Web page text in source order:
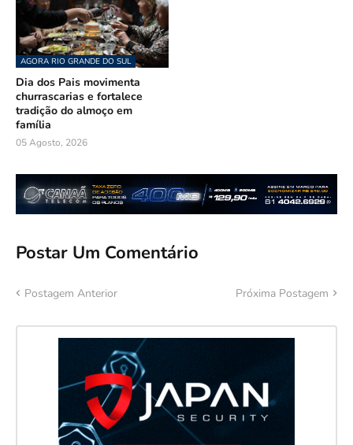
AGORA RIO GRANDE DO SUL
Dia dos Pais movimenta
churrascarias e fortalece
tradição do almoço em
família
05 Agosto, 2026
Postar Um Comentário
Postagem Anterior Próxima Postagem